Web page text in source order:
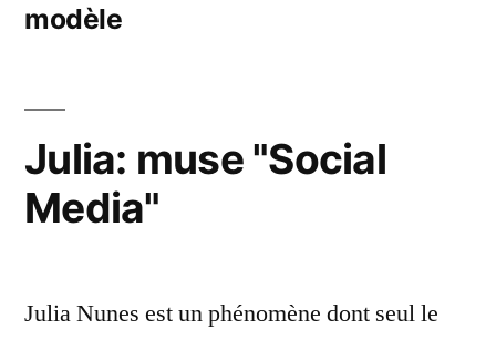
modèle
Julia: muse "Social
Media"
Julia Nunes est un phénomène dont seul le